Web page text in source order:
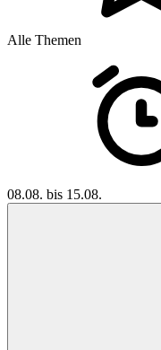
Alle Themen
08.08. bis 15.08.